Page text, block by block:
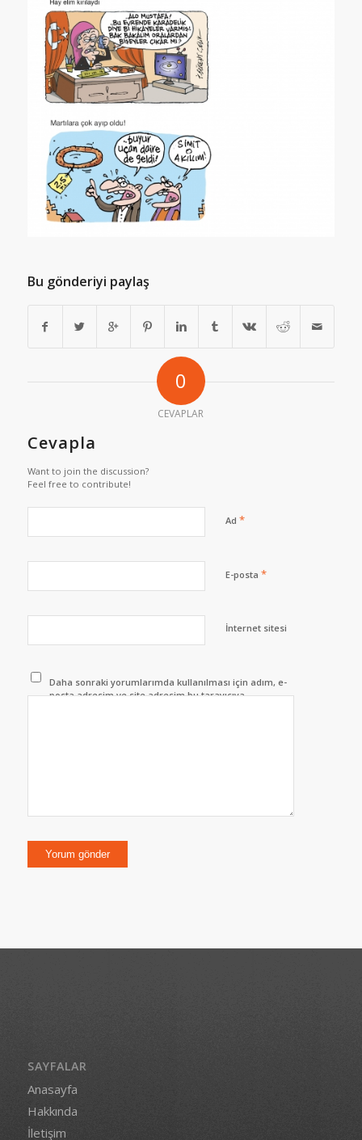
Bu gönderiyi paylaş
0
CEVAPLAR
Cevapla
Want to join the discussion?
Feel free to contribute!
Ad *
E-posta *
İnternet sitesi
Daha sonraki yorumlarımda kullanılması için adım, e-
posta adresim ve site adresim bu tarayıcıya
SAYFALAR
Anasayfa
Hakkında
İletişim